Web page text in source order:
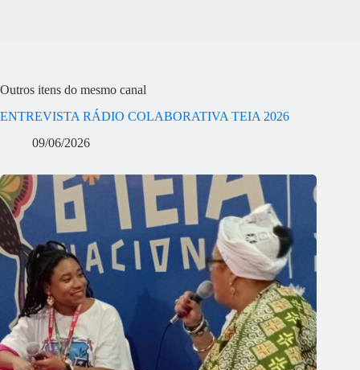
Outros itens do mesmo canal
ENTREVISTA RÁDIO COLABORATIVA TEIA 2026
09/06/2026